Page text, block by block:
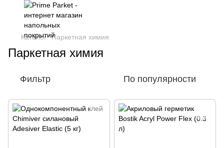
Каталог Паркетная химия
Паркетная химия
Фильтр По популярности